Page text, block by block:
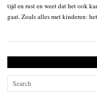
tijd en rust en weet dat het ook
gaat. Zoals alles met kinderen: